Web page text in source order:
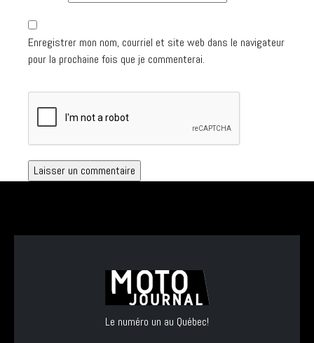
Enregistrer mon nom, courriel et site web dans le navigateur
pour la prochaine fois que je commenterai.
Le numéro un au Québec!